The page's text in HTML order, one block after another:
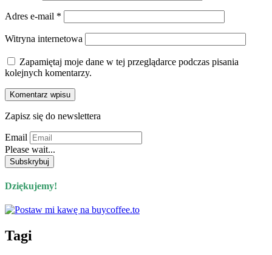
Adres e-mail *
Witryna internetowa
Zapamiętaj moje dane w tej przeglądarce podczas pisania
kolejnych komentarzy.
Zapisz się do newslettera
Email
Please wait...
Dziękujemy!
Tagi